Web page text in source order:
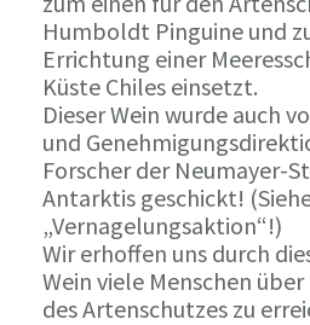
Humboldt Pinguine und
Errichtung einer
Küste Chiles einsetzt.
Dieser Wein wurde auch
und
Forscher der Neumayer-
Antarktis geschickt!
„Vernagelungsaktion“!)
Wir erhoffen uns durch
Wein viele Menschen
des Artenschutzes zu